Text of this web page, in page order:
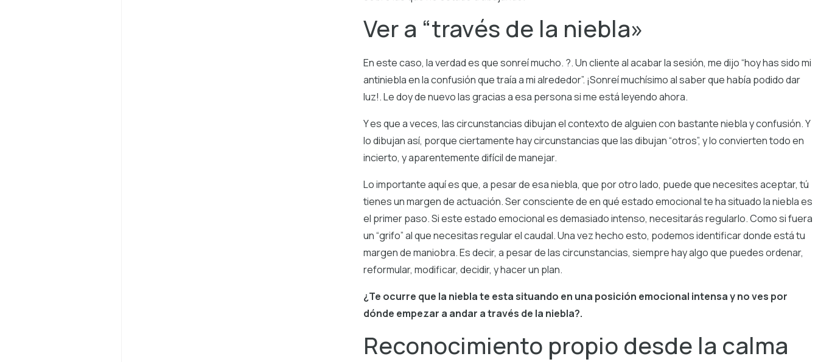
Ver a “través de la niebla»
En este caso, la verdad es que sonreí mucho. ?. Un cliente al acabar la sesión, me dijo “hoy has sido mi
antiniebla en la confusión que traía a mi alrededor”. ¡Sonreí muchísimo al saber que había podido dar
luz!. Le doy de nuevo las gracias a esa persona si me está leyendo ahora.
Y es que a veces, las circunstancias dibujan el contexto de alguien con bastante niebla y confusión. Y
lo dibujan así, porque ciertamente hay circunstancias que las dibujan “otros”, y lo convierten todo en
incierto, y aparentemente difícil de manejar.
Lo importante aquí es que, a pesar de esa niebla, que por otro lado, puede que necesites aceptar, tú
tienes un margen de actuación. Ser consciente de en qué estado emocional te ha situado la niebla es
el primer paso. Si este estado emocional es demasiado intenso, necesitarás regularlo. Como si fuera
un “grifo” al que necesitas regular el caudal. Una vez hecho esto, podemos identificar donde está tu
margen de maniobra. Es decir, a pesar de las circunstancias, siempre hay algo que puedes ordenar,
reformular, modificar, decidir, y hacer un plan.
¿Te ocurre que la niebla te esta situando en una posición emocional intensa y no ves por
dónde empezar a andar a través de la niebla?.
Reconocimiento propio desde la calma